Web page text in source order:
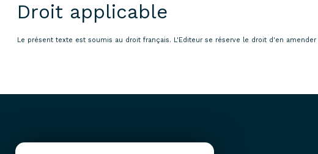
Droit applicable
Le présent texte est soumis au droit français. L'Editeur se réserve le droit d'en